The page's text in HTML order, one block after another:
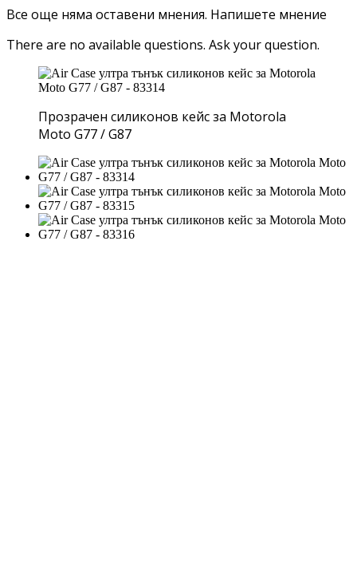
Все още няма оставени мнения. Напишете мнение
There are no available questions. Ask your question.
Прозрачен силиконов кейс за Motorola
Moto G77 / G87